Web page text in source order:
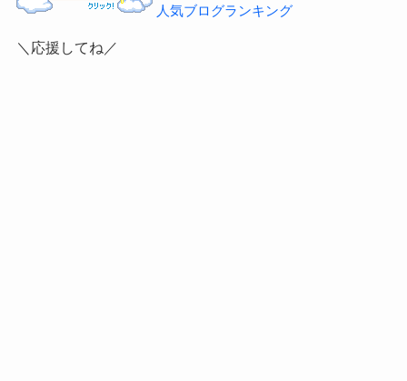
人気ブログランキング
＼応援してね／